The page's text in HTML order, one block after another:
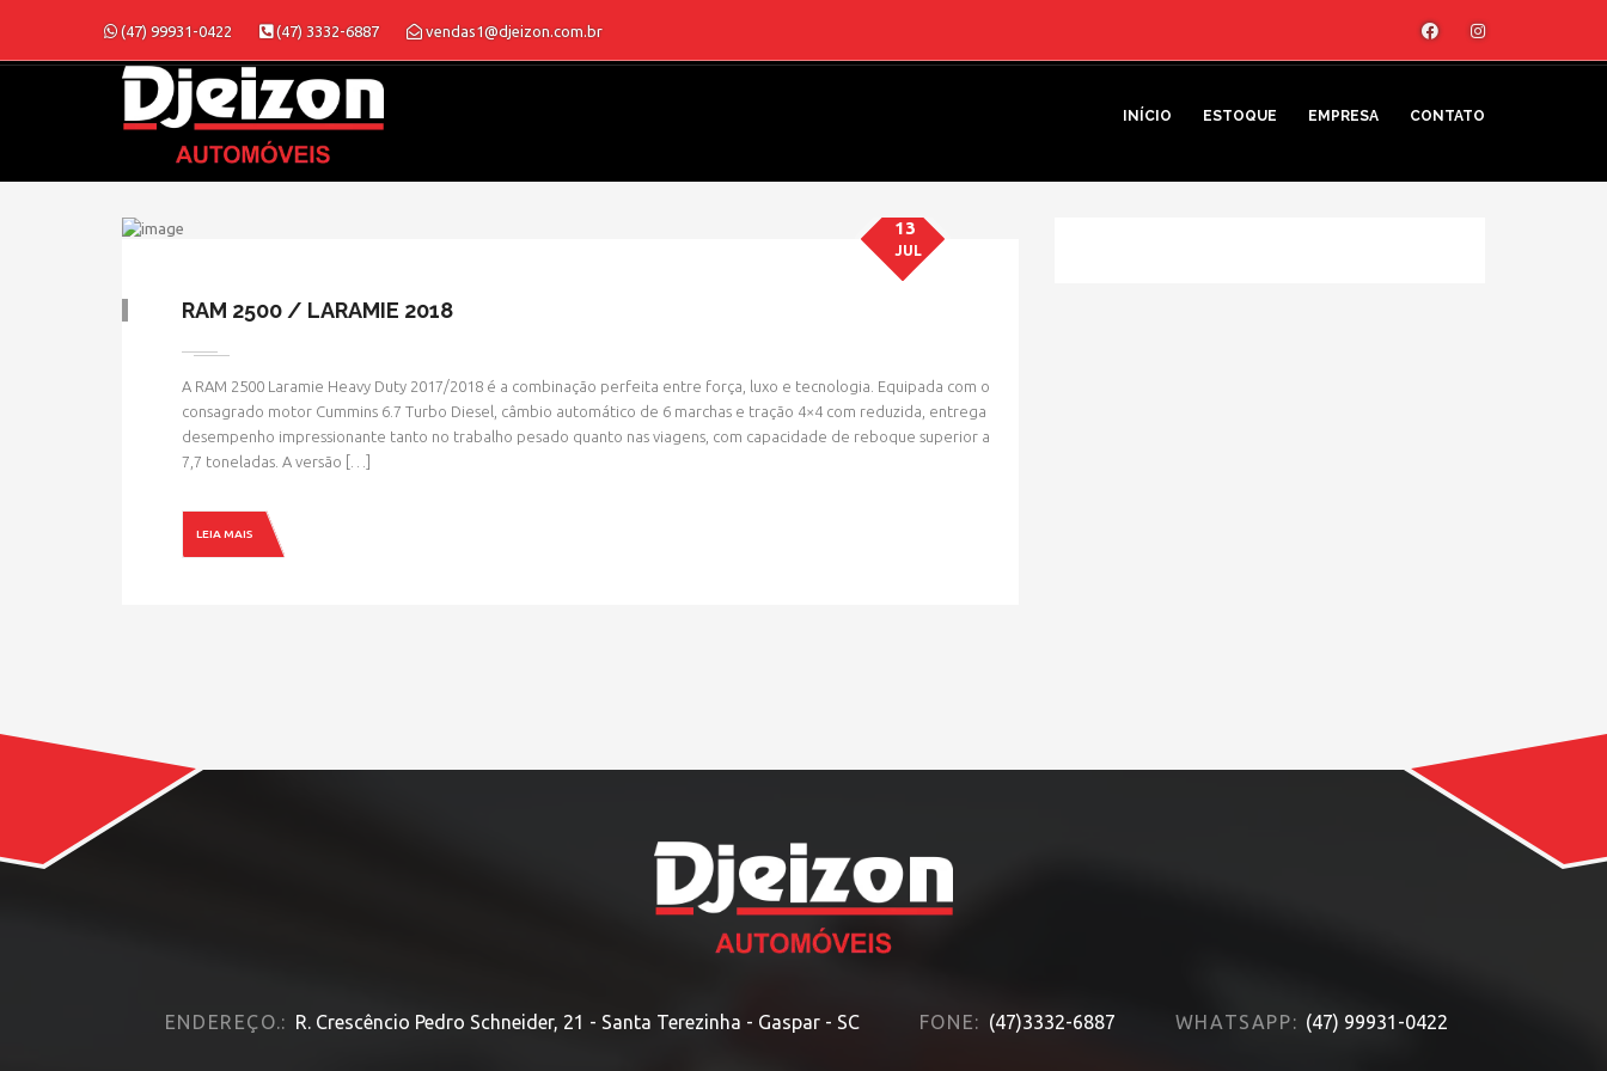
(47) 99931-0422 (47) 3332-6887 vendas1@djeizon.com.br
INÍCIO ESTOQUE EMPRESA CONTATO
» MARCA » RAM
RAM 2500 / LARAMIE 2018
13
JUL
A RAM 2500 Laramie Heavy Duty 2017/2018 é a combinação perfeita entre força, luxo e tecnologia. Equipada com o
consagrado motor Cummins 6.7 Turbo Diesel, câmbio automático de 6 marchas e tração 4×4 com reduzida, entrega
desempenho impressionante tanto no trabalho pesado quanto nas viagens, com capacidade de reboque superior a
7,7 toneladas. A versão […]
LEIA MAIS
ENDEREÇO.: R. Crescêncio Pedro Schneider, 21 - Santa Terezinha - Gaspar - SC FONE: (47)3332-6887 WHATSAPP: (47) 99931-0422